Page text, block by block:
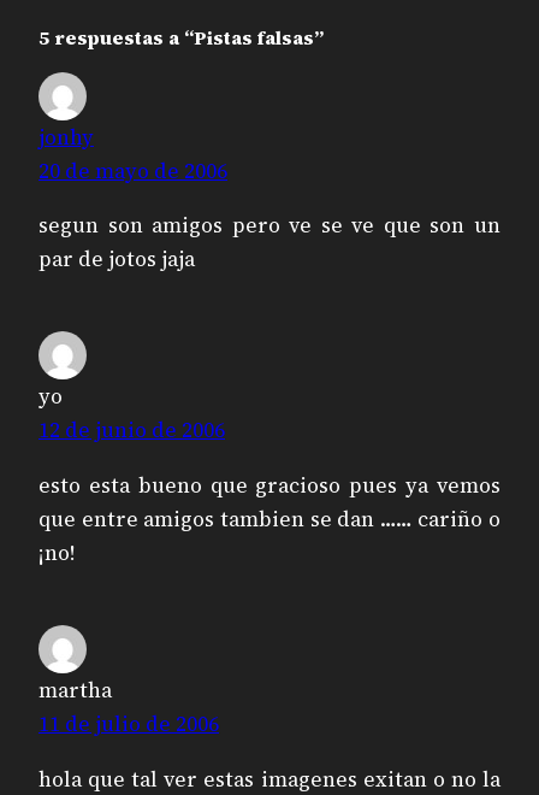
5 respuestas a “Pistas falsas”
jonhy
20 de mayo de 2006
segun son amigos pero ve se ve que son un
par de jotos jaja
yo
12 de junio de 2006
esto esta bueno que gracioso pues ya vemos
que entre amigos tambien se dan …… cariño o
¡no!
martha
11 de julio de 2006
hola que tal ver estas imagenes exitan o no la